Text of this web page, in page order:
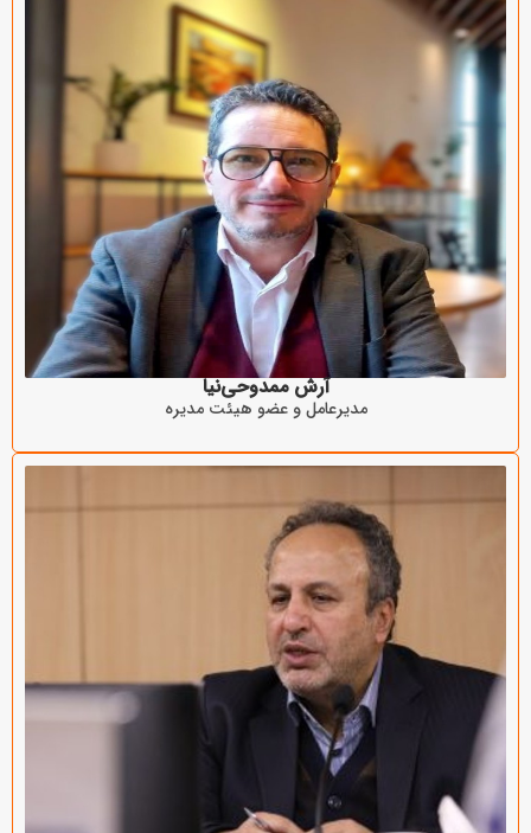
آرش ممدوحی‌نیا
مدیرعامل و عضو هیئت مدیره